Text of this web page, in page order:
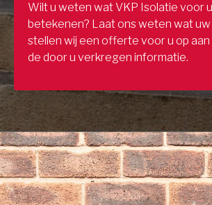
Wilt u weten wat VKP Isolatie voor
betekenen? Laat ons weten wat uw
stellen wij een offerte voor u op aan
de door u verkregen informatie.